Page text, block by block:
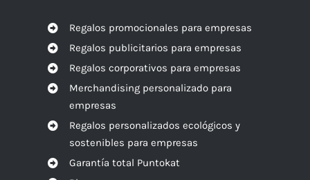
Regalos promocionales para empresas
Regalos publicitarios para empresas
Regalos corporativos para empresas
Merchandising personalizado para
empresas
Regalos personalizados ecológicos y
sostenibles para empresas
Garantía total Puntokat